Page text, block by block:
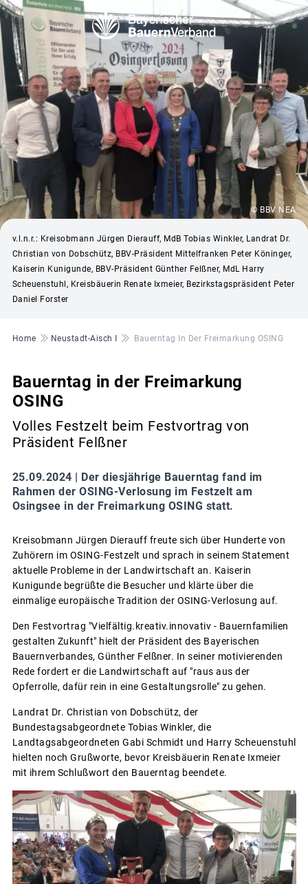
© BBV NEA
v.l.n.r.: Kreisobmann Jürgen Dierauff, MdB Tobias Winkler, Landrat Dr.
Christian von Dobschütz, BBV-Präsident Mittelfranken Peter Köninger,
Kaiserin Kunigunde, BBV-Präsident Günther Felßner, MdL Harry
Scheuenstuhl, Kreisbäuerin Renate Ixmeier, Bezirkstagspräsident Peter
Daniel Forster
Pfadnavigation
Home Neustadt-Aisch I Bauerntag In Der Freimarkung OSING
Bauerntag in der Freimarkung
OSING
Volles Festzelt beim Festvortrag von
Präsident Felßner
25.09.2024 |
Der diesjährige Bauerntag fand im
Rahmen der OSING-Verlosung im Festzelt am
Osingsee in der Freimarkung OSING statt.
Kreisobmann Jürgen Dierauff freute sich über Hunderte von
Zuhörern im OSING-Festzelt und sprach in seinem Statement
aktuelle Probleme in der Landwirtschaft an. Kaiserin
Kunigunde begrüßte die Besucher und klärte über die
einmalige europäische Tradition der OSING-Verlosung auf.
Den Festvortrag "Vielfältig.kreativ.innovativ - Bauernfamilien
gestalten Zukunft" hielt der Präsident des Bayerischen
Bauernverbandes, Günther Felßner. In seiner motivierenden
Rede fordert er die Landwirtschaft auf "raus aus der
Opferrolle, dafür rein in eine Gestaltungsrolle" zu gehen.
Landrat Dr. Christian von Dobschütz, der
Bundestagsabgeordnete Tobias Winkler, die
Landtagsabgeordneten Gabi Schmidt und Harry Scheuenstuhl
hielten noch Grußworte, bevor Kreisbäuerin Renate Ixmeier
mit ihrem Schlußwort den Bauerntag beendete.